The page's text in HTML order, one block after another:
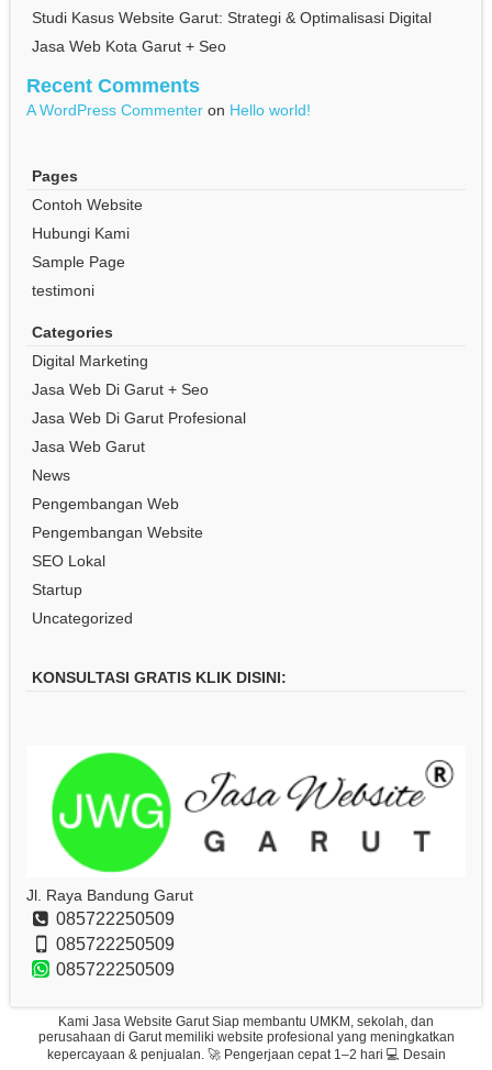
Studi Kasus Website Garut: Strategi & Optimalisasi Digital
Jasa Web Kota Garut + Seo
Recent Comments
A WordPress Commenter on Hello world!
Pages
Contoh Website
Hubungi Kami
Sample Page
testimoni
Categories
Digital Marketing
Jasa Web Di Garut + Seo
Jasa Web Di Garut Profesional
Jasa Web Garut
News
Pengembangan Web
Pengembangan Website
SEO Lokal
Startup
Uncategorized
KONSULTASI GRATIS KLIK DISINI:
Jl. Raya Bandung Garut
085722250509
085722250509
085722250509
Kami Jasa Website Garut Siap membantu UMKM, sekolah, dan
perusahaan di Garut memiliki website profesional yang meningkatkan
kepercayaan & penjualan. 🚀 Pengerjaan cepat 1–2 hari 💻 Desain